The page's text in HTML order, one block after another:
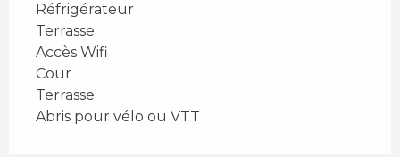
Réfrigérateur
Terrasse
Accès Wifi
Cour
Terrasse
Abris pour vélo ou VTT